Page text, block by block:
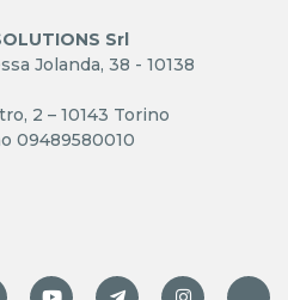
Srl
Jolanda, 38 - 10138
2 – 10143 Torino
09489580010